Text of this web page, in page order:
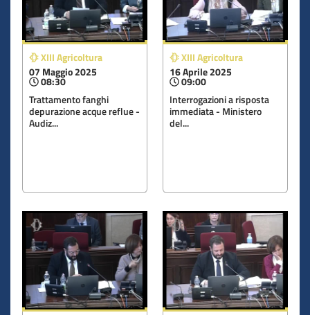
XIII Agricoltura
07 Maggio 2025
08:30
Trattamento fanghi
depurazione acque reflue -
Audiz...
XIII Agricoltura
16 Aprile 2025
09:00
Interrogazioni a risposta
immediata - Ministero
del...